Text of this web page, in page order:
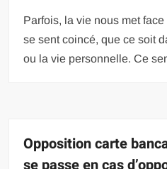
Parfois, la vie nous met
se sent coincé, que ce soit
ou la vie personnelle. Ce
Opposition carte